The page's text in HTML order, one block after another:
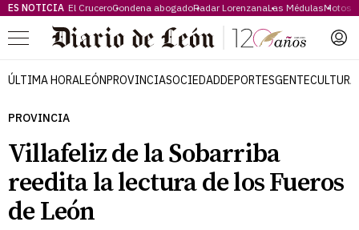
ES NOTICIA El CruceroCondena abogadoRadar LorenzanaLas MédulasMotos
Menú
ÚLTIMA HORALEÓNPROVINCIASOCIEDADDEPORTESGENTECULTURA
PROVINCIA
Villafeliz de la Sobarriba
reedita la lectura de los Fueros
de León